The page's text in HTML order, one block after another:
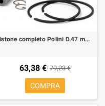
Pistone completo Polini D.47 mm con fasce per Minarelli 70 cc sp.10 mm
63,38 € 79,23 €
COMPRA